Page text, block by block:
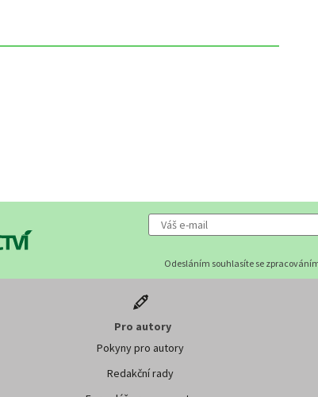
Odesláním souhlasíte se
Pro autory
Pokyny pro autory
Redakční rady